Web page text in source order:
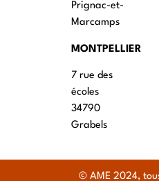
Prignac-et-
Marcamps
MONTPELLIER
7 rue des
écoles
34790
Grabels
© AME 2024,